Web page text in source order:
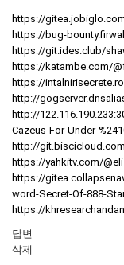
https://
https://bug-
https://git.ides.club/
https://katambe.com/
https://
http://
http://
Cazeus-For-Under-
http://
https://yahkitv.com/
https://
word-Secret-Of-888-
https://
답변
삭제